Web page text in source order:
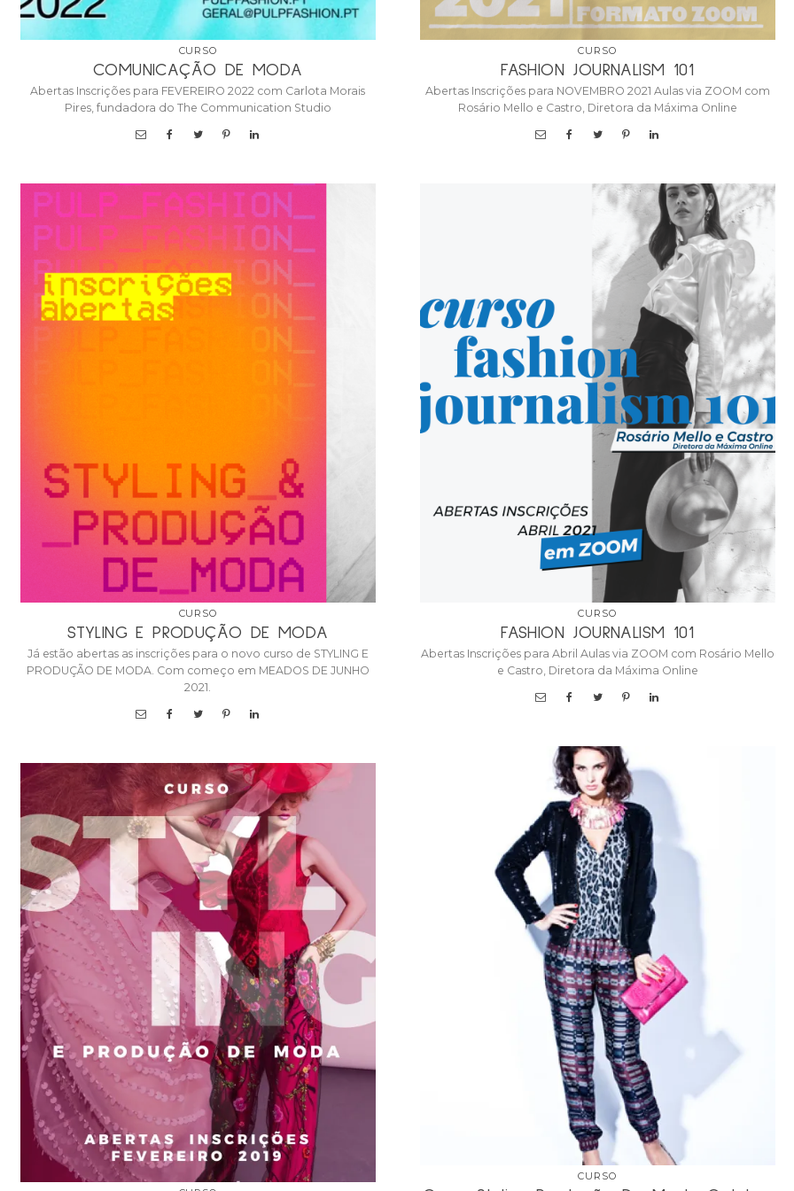
CURSO
COMUNICAÇÃO DE MODA
Abertas Inscrições para FEVEREIRO 2022 com Carlota Morais
Pires, fundadora do The Communication Studio
CURSO
FASHION JOURNALISM 101
Abertas Inscrições para NOVEMBRO 2021 Aulas via ZOOM com
Rosário Mello e Castro, Diretora da Máxima Online
CURSO
STYLING E PRODUÇÃO DE MODA
Já estão abertas as inscrições para o novo curso de STYLING E
PRODUÇÃO DE MODA. Com começo em MEADOS DE JUNHO
2021.
CURSO
FASHION JOURNALISM 101
Abertas Inscrições para Abril Aulas via ZOOM com Rosário Mello
e Castro, Diretora da Máxima Online
CURSO